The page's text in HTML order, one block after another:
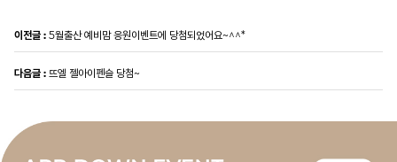
이전글 : 5월출산 예비맘 응원이벤트에 당첨되었어요~^^*
다음글 : 뜨엘 젤아이펜슬 당첨~